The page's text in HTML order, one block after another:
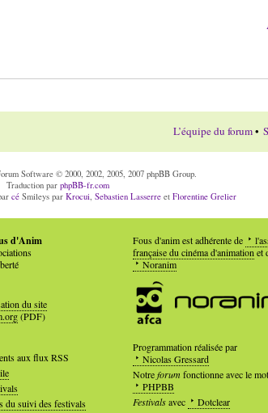
L’équipe du forum•
Software © 2000, 2002, 2005, 2007 phpBB Group.
Traduction parphpBB-fr.com
cé Smileys parKrocui ,Sebastien Lasserre etFlorentine Grelier
d'Anim
du site
(PDF)
aux flux RSS
du suivi des festivals
Fous d'anim est adhérente de
française du cinéma d'animationet
Noranim
Programmation réalisée par
Nicolas Gressard
Notreforumfonctionne avec le
PHPBB
Festivalsavec
Dotclear